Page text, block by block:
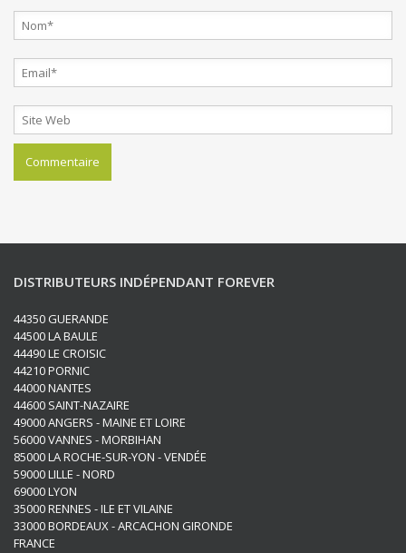
DISTRIBUTEURS INDÉPENDANT FOREVER
44350 GUERANDE
44500 LA BAULE
44490 LE CROISIC
44210 PORNIC
44000 NANTES
44600 SAINT-NAZAIRE
49000 ANGERS - MAINE ET LOIRE
56000 VANNES - MORBIHAN
85000 LA ROCHE-SUR-YON - VENDÉE
59000 LILLE - NORD
69000 LYON
35000 RENNES - ILE ET VILAINE
33000 BORDEAUX - ARCACHON GIRONDE
FRANCE